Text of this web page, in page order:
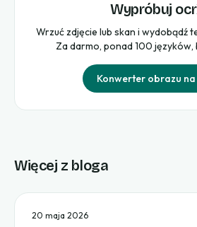
Wypróbuj
Wrzuć zdjęcie lub skan i wydobądź
Za darmo, ponad 100 języków,
Konwerter obrazu
Więcej z bloga
20 maja 2026